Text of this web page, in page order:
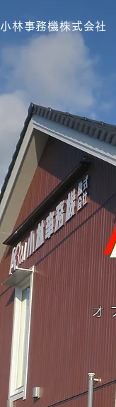
小林事務機株式会社
オ